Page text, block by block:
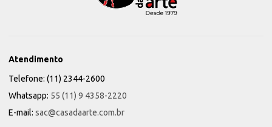
Atendimento
Telefone: (11) 2344-2600
Whatsapp: 55 (11) 9 4358-2220
E-mail: sac@casadaarte.com.br